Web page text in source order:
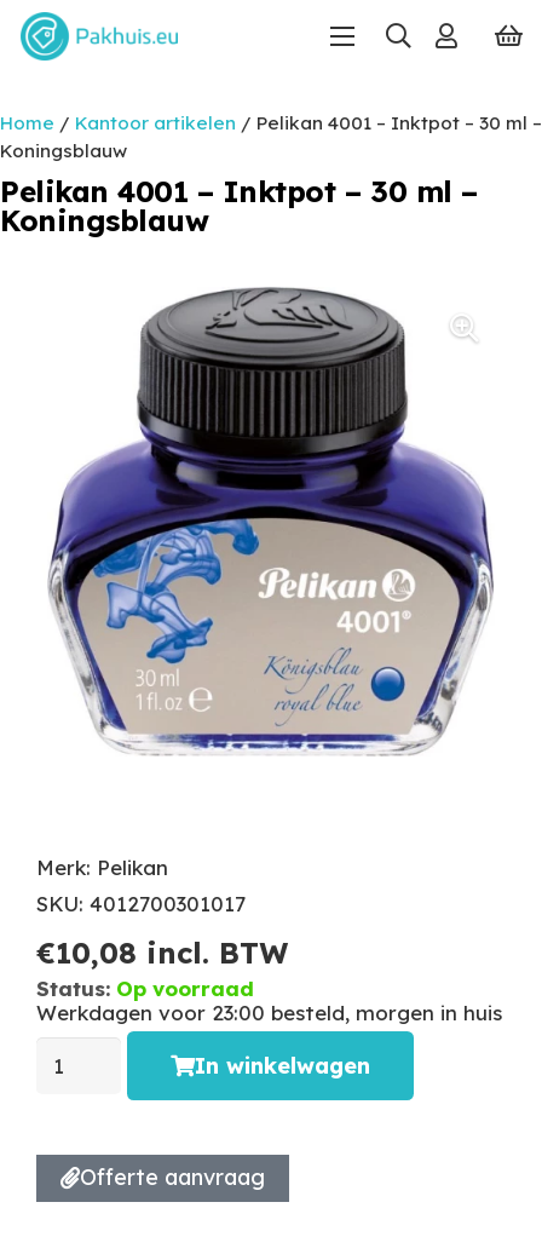
Home / Kantoor artikelen / Pelikan 4001 – Inktpot – 30 ml –
Koningsblauw
Pelikan 4001 – Inktpot – 30 ml –
Koningsblauw
Merk: Pelikan
SKU: 4012700301017
€10,08 incl. BTW
Status: Op voorraad
Werkdagen voor 23:00 besteld, morgen in huis
In winkelwagen
Offerte aanvraag